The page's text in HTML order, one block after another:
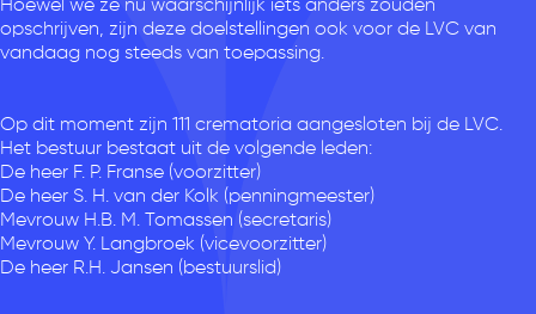
Hoewel we ze nu waarschijnlijk iets anders zouden
opschrijven, zijn deze doelstellingen ook voor de LVC van
vandaag nog steeds van toepassing.
Op dit moment zijn 111 crematoria aangesloten bij de LVC.
Het bestuur bestaat uit de volgende leden:
De heer F. P. Franse (voorzitter)
De heer S. H. van der Kolk (penningmeester)
Mevrouw H.B. M. Tomassen (secretaris)
Mevrouw Y. Langbroek (vicevoorzitter)
De heer R.H. Jansen (bestuurslid)